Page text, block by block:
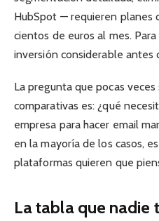
HubSpot — requieren planes
cientos de euros al mes.
inversión considerable antes
La pregunta que pocas
comparativas es: ¿qué
empresa para hacer email
en la mayoría de los casos,
plataformas quieren que
La tabla que nadie